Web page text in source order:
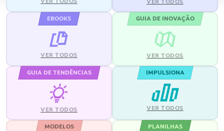
EBOOKS
VER TODOS
GUIA DE INOVAÇÃO
VER TODOS
GUIA DE TENDÊNCIAS
VER TODOS
IMPULSIONA
VER TODOS
MODELOS PLANILHAS